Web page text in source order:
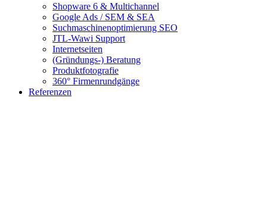
Shopware 6 & Multichannel
Google Ads / SEM & SEA
Suchmaschinenoptimierung SEO
JTL-Wawi Support
Internetseiten
(Gründungs-) Beratung
Produktfotografie
360° Firmenrundgänge
Referenzen